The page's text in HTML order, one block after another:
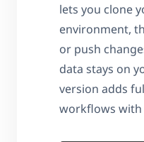
lets you clone
environment,
or push
data stays on
version adds
workflows